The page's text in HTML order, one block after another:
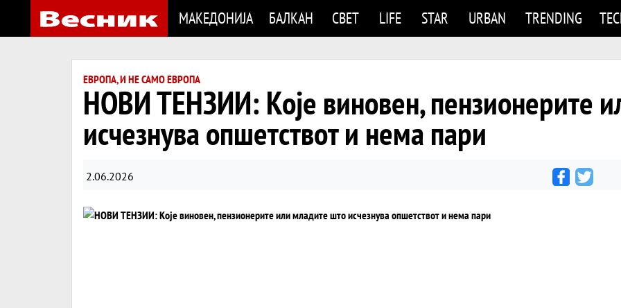
МАКЕДОНИЈА БАЛКАН СВЕТ LIFE STAR URBAN TRENDING
ЕВРОПА, И НЕ САМО ЕВРОПА
НОВИ ТЕНЗИИ: Које виновен, пензионерите
исчезнува опшетствот и нема пари
2.06.2026